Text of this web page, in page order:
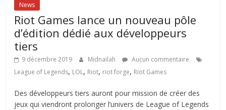
News
Riot Games lance un nouveau pôle
d’édition dédié aux développeurs
tiers
9 décembre 2019 Midnailah
Aucun commentaire
League of Legends, LOL, Riot, riot forge, Riot Games
Des développeurs tiers auront pour mission de créer des
jeux qui viendront prolonger l’univers de League of Legends